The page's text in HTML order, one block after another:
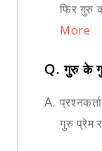
फिर गुरु
More
Q.गुरु के
A.
गुरु प्रेम